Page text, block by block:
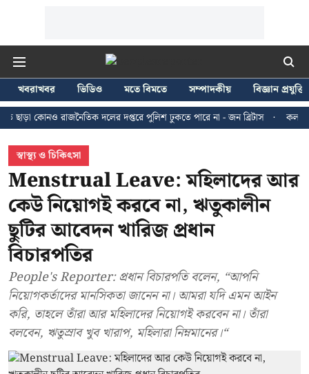
খবরাখবর ভিডিও মতে বিমতে সম্পাদকীয়
বিজ্ঞান প্রযুক্তি
রাজনৈতিক দলের দপ্তরে পুলিশ ঢুকতে পারে না - জন ব্রিটাস
কলকাতায় ২৪
স্বাস্থ্য ও চিকিৎসা
Menstrual Leave: মহিলাদের আর
কেউ নিয়োগই করবে না, ঋতুকালীন
ছুটির আবেদন খারিজ প্রধান
বিচারপতির
People's Reporter: প্রধান বিচারপতি বলেন, “আপনি
নিয়োগকর্তাদের মানসিকতা জানেন না। আমরা যদি এমন আইন
করি, তাহলে তাঁরা আর মহিলাদের নিয়োগই করবেন না। তাঁরা
বলবেন, ঋতুস্রাব খুব খারাপ, মহিলারা নিম্নমানের।“